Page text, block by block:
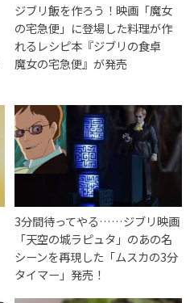
ジブリ飯を作ろう！映画「魔女
の宅急便」に登場した料理が作
れるレシピ本『ジブリの食卓
魔女の宅急便』が発売
3分間待ってやる……ジブリ映画
「天空の城ラピュタ」のあの名
シーンを再現した「ムスカの3分
タイマー」発売！